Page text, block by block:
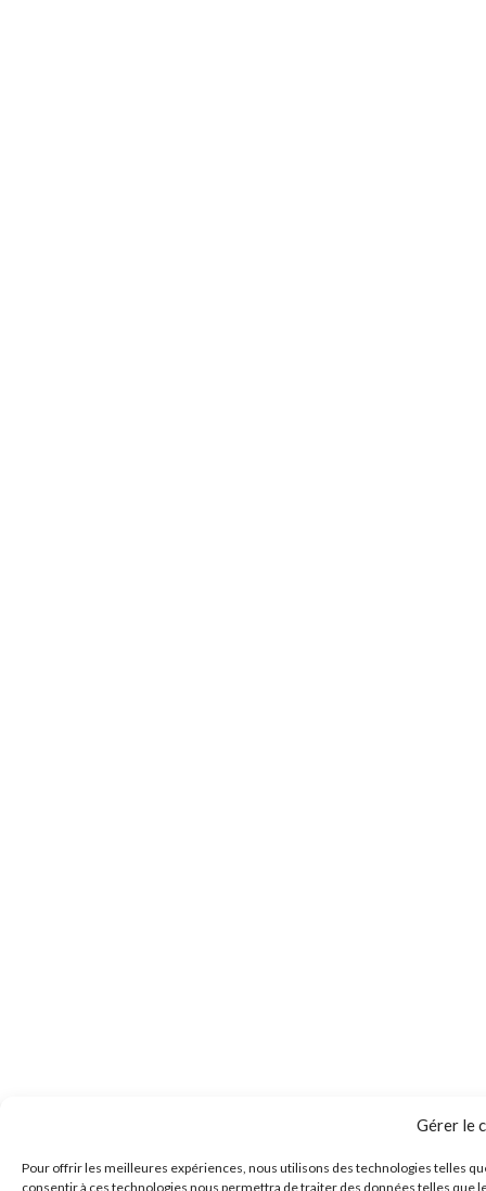
Gérer le
Pour offrir les meilleures expériences, nous utilisons des technologies telles
consentir à ces technologies nous permettra de traiter des données telles que